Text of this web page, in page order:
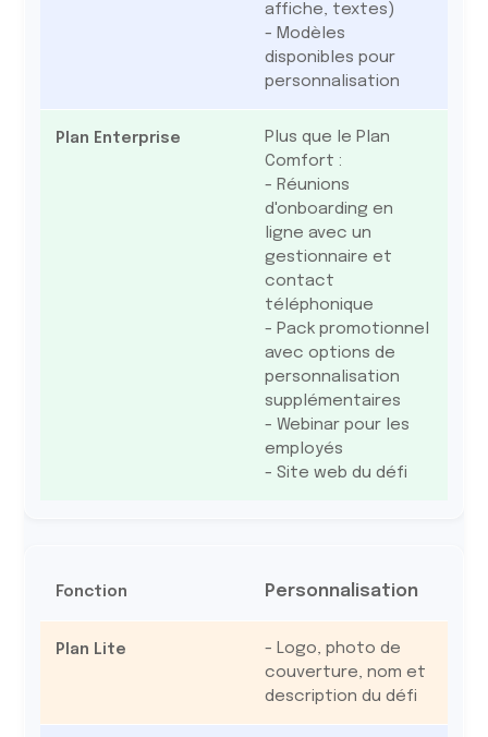
affiche, textes)
- Modèles
disponibles pour
personnalisation
Plus que le Plan
Comfort :
- Réunions
d'onboarding en
ligne avec un
gestionnaire et
contact
téléphonique
- Pack promotionnel
avec options de
personnalisation
supplémentaires
- Webinar pour les
employés
- Site web du défi
Personnalisation
- Logo, photo de
couverture, nom et
description du défi